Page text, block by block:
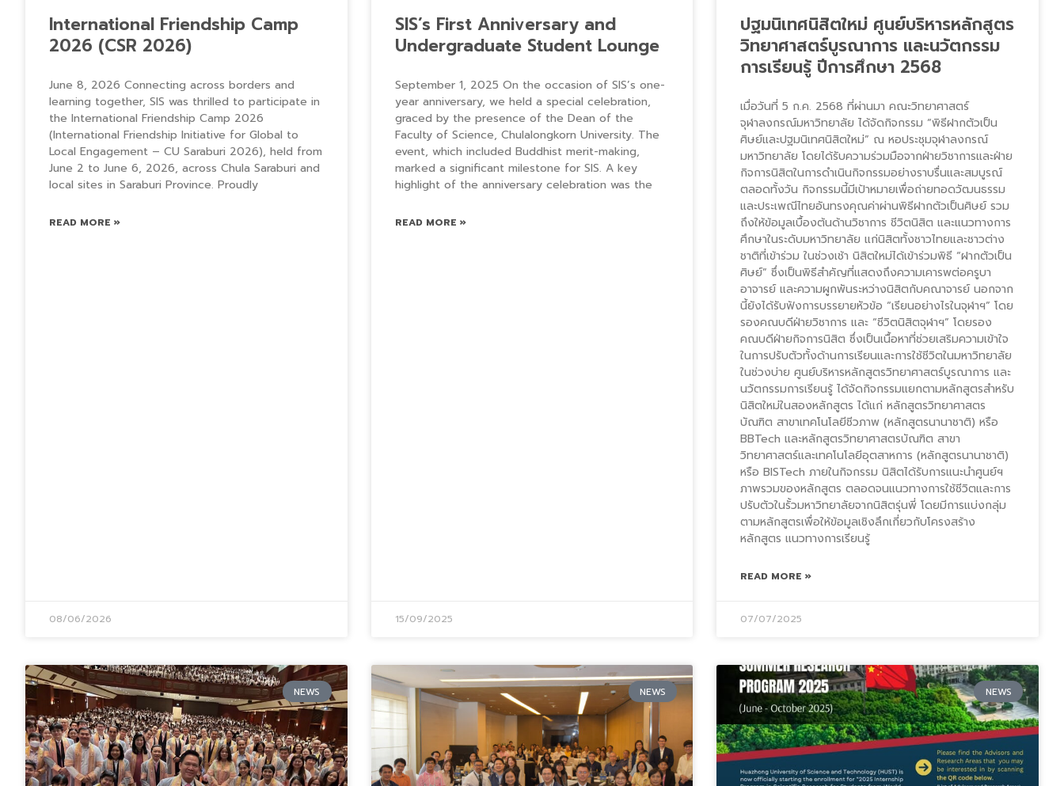
International Friendship Camp
2026 (CSR 2026)
June 8, 2026 Connecting across borders and
learning together, SIS was thrilled to participate in
the International Friendship Camp 2026
(International Friendship Initiative for Global to
Local Engagement – CU Saraburi 2026), held from
June 2 to June 6, 2026, across Chula Saraburi and
local sites in Saraburi Province. Proudly
READ MORE »
08/06/2026
SIS’s First Anniversary and
Undergraduate Student Lounge
September 1, 2025 On the occasion of SIS’s one-
year anniversary, we held a special celebration,
graced by the presence of the Dean of the
Faculty of Science, Chulalongkorn University. The
event, which included Buddhist merit-making,
marked a significant milestone for SIS. A key
highlight of the anniversary celebration was the
READ MORE »
15/09/2025
ปฐมนิเทศนิสิตใหม่ ศูนย์บริหารหลักสูตร
วิทยาศาสตร์บูรณาการ และนวัตกรรม
การเรียนรู้ ปีการศึกษา 2568
เมื่อวันที่ 5 ก.ค. 2568 ที่ผ่านมา คณะวิทยาศาสตร์
จุฬาลงกรณ์มหาวิทยาลัย ได้จัดกิจกรรม “พิธีฝากตัวเป็น
ศิษย์และปฐมนิเทศนิสิตใหม่” ณ หอประชุมจุฬาลงกรณ์
มหาวิทยาลัย โดยได้รับความร่วมมือจากฝ่ายวิชาการและฝ่าย
กิจการนิสิตในการดำเนินกิจกรรมอย่างราบรื่นและสมบูรณ์
ตลอดทั้งวัน กิจกรรมนี้มีเป้าหมายเพื่อถ่ายทอดวัฒนธรรม
และประเพณีไทยอันทรงคุณค่าผ่านพิธีฝากตัวเป็นศิษย์ รวม
ถึงให้ข้อมูลเบื้องต้นด้านวิชาการ ชีวิตนิสิต และแนวทางการ
ศึกษาในระดับมหาวิทยาลัย แก่นิสิตทั้งชาวไทยและชาวต่าง
ชาติที่เข้าร่วม ในช่วงเช้า นิสิตใหม่ได้เข้าร่วมพิธี “ฝากตัวเป็น
ศิษย์” ซึ่งเป็นพิธีสำคัญที่แสดงถึงความเคารพต่อครูบา
อาจารย์ และความผูกพันระหว่างนิสิตกับคณาจารย์ นอกจาก
นี้ยังได้รับฟังการบรรยายหัวข้อ “เรียนอย่างไรในจุฬาฯ” โดย
รองคณบดีฝ่ายวิชาการ และ “ชีวิตนิสิตจุฬาฯ” โดยรอง
คณบดีฝ่ายกิจการนิสิต ซึ่งเป็นเนื้อหาที่ช่วยเสริมความเข้าใจ
ในการปรับตัวทั้งด้านการเรียนและการใช้ชีวิตในมหาวิทยาลัย
ในช่วงบ่าย ศูนย์บริหารหลักสูตรวิทยาศาสตร์บูรณาการ และ
นวัตกรรมการเรียนรู้ ได้จัดกิจกรรมแยกตามหลักสูตรสำหรับ
นิสิตใหม่ในสองหลักสูตร ได้แก่ หลักสูตรวิทยาศาสตร
บัณฑิต สาขาเทคโนโลยีชีวภาพ (หลักสูตรนานาชาติ) หรือ
BBTech และหลักสูตรวิทยาศาสตรบัณฑิต สาขา
วิทยาศาสตร์และเทคโนโลยีอุตสาหการ (หลักสูตรนานาชาติ)
หรือ BISTech ภายในกิจกรรม นิสิตได้รับการแนะนำศูนย์ฯ
ภาพรวมของหลักสูตร ตลอดจนแนวทางการใช้ชีวิตและการ
ปรับตัวในรั้วมหาวิทยาลัยจากนิสิตรุ่นพี่ โดยมีการแบ่งกลุ่ม
ตามหลักสูตรเพื่อให้ข้อมูลเชิงลึกเกี่ยวกับโครงสร้าง
หลักสูตร แนวทางการเรียนรู้
READ MORE »
07/07/2025
NEWS NEWS NEWS